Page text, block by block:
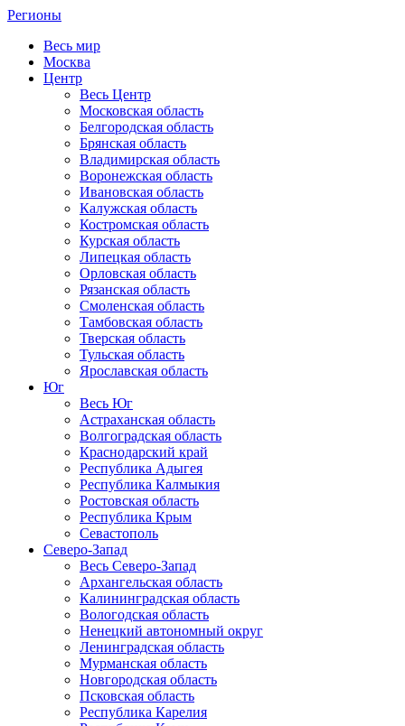
Регионы
Весь мир
Москва
Центр
Весь Центр
Московская область
Белгородская область
Брянская область
Владимирская область
Воронежская область
Ивановская область
Калужская область
Костромская область
Курская область
Липецкая область
Орловская область
Рязанская область
Смоленская область
Тамбовская область
Тверская область
Тульская область
Ярославская область
Юг
Весь Юг
Астраханская область
Волгоградская область
Краснодарский край
Республика Адыгея
Республика Калмыкия
Ростовская область
Республика Крым
Севастополь
Северо-Запад
Весь Северо-Запад
Архангельская область
Калининградская область
Вологодская область
Ненецкий автономный округ
Ленинградская область
Мурманская область
Новгородская область
Псковская область
Республика Карелия